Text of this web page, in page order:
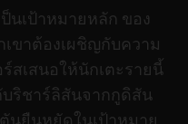
นเป้าหมายหลัก ของ
ขาต้องเผชิญกับความ
สเสนอให้นักเตะรายนี้
ริชาร์ลิสันจากกูดิสัน
นยืนหยัดในเป้าหมาย